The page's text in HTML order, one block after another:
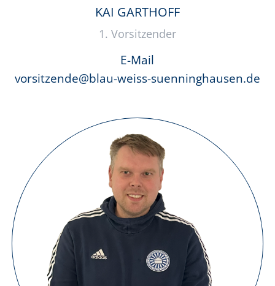
KAI GARTHOFF
1. Vorsitzender
E-Mail
vorsitzende@blau-weiss-suenninghausen.de